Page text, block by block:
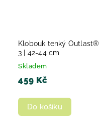
Klobouk tenký
3 | 42-44 cm
Skladem
459 Kč
Do košíku